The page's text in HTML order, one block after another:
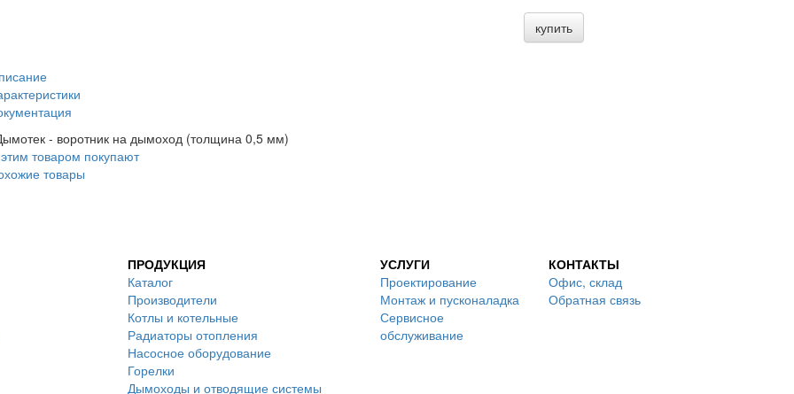
купить
- воротник на дымоход (толщина 0,5 мм)
товаром покупают
товары
ПРОДУКЦИЯ
Каталог
Производители
Котлы и котельные
Радиаторы отопления
Насосное оборудование
Горелки
Дымоходы и отводящие системы
УСЛУГИ
Проектирование
Монтаж и пусконаладка
Сервисное
обслуживание
КОНТАКТЫ
Офис, склад
Обратная связь